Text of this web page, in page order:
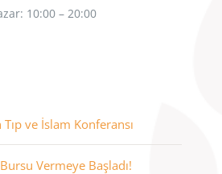
10:00 – 20:00
ve İslam Konferansı
Vermeye Başladı!